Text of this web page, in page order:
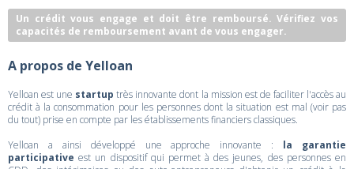
Un crédit vous engage et doit être remboursé. Vérifiez vos
capacités de remboursement avant de vous engager.
A propos de Yelloan
Yelloan est une startup très innovante dont la mission est de faciliter l'accès au
crédit à la consommation pour les personnes dont la situation est mal (voir pas
du tout) prise en compte par les établissements financiers classiques.
Yelloan a ainsi développé une approche innovante : la garantie
participative est un dispositif qui permet à des jeunes, des personnes en